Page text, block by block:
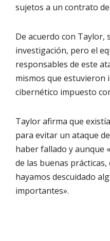
sujetos a un contrato
De acuerdo con Taylor,
investigación, pero el
responsables de este
mismos que estuvieron
cibernético impuesto
Taylor afirma que
para evitar un ataque
haber fallado y aunque
de las buenas
hayamos descuidado
importantes».